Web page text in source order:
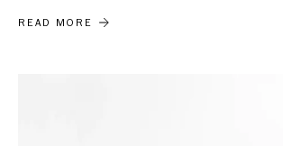
DE HULTAFORS HANDZAAG HBX
READ MORE